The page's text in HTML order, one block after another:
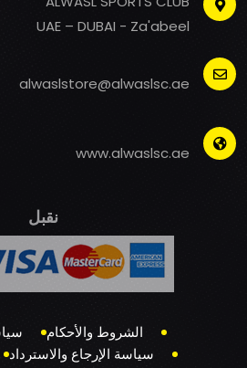
UAE – DUBAI - Za'abeel
alwaslstore@alwaslsc.ae
www.alwaslsc.ae
نقبل
الشروط والأحكام
سياسة الإرجاع والاسترداد